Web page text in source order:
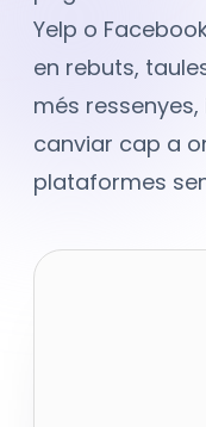
Yelp o
en rebuts,
més
canviar cap a
plataformes